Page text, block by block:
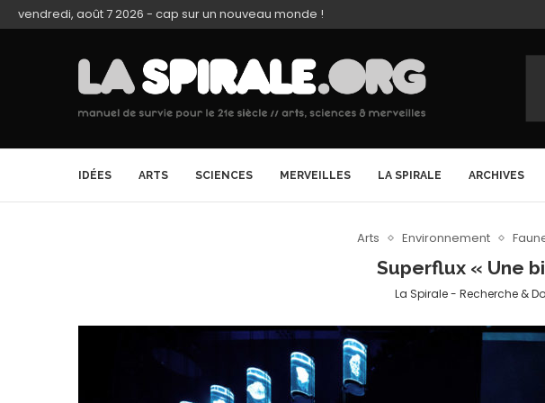
vendredi, août 7 2026 - cap sur un nouveau monde !
IDÉES ARTS SCIENCES MERVEILLES LA SPIRALE ARCHIVES
Arts Environnement
Superflux « Une
La Spirale - Recherche &